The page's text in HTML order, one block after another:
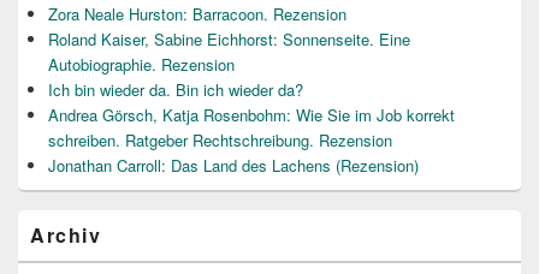
Zora Neale Hurston: Barracoon. Rezension
Roland Kaiser, Sabine Eichhorst: Sonnenseite. Eine
Autobiographie. Rezension
Ich bin wieder da. Bin ich wieder da?
Andrea Görsch, Katja Rosenbohm: Wie Sie im Job korrekt
schreiben. Ratgeber Rechtschreibung. Rezension
Jonathan Carroll: Das Land des Lachens (Rezension)
Archiv